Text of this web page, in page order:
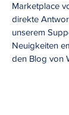
Marketplace
direkte
unserem
Neuigkeiten
den Blog von